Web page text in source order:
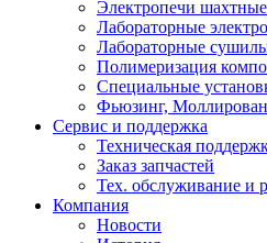
Электропечи шахтные
Лабораторные
Лабораторные
Полимеризация
Специальные
Фьюзинг,
Сервис и поддержка
Техническая
Заказ запчастей
Тех. обслуживание и
Компания
Новости